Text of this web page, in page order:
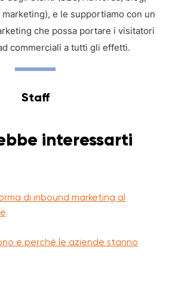
e le supportiamo con un
che possa portare i visitatori
commerciali a tutti gli effetti.
Staff
interessarti
di inbound marketing al
e perché le aziende stanno